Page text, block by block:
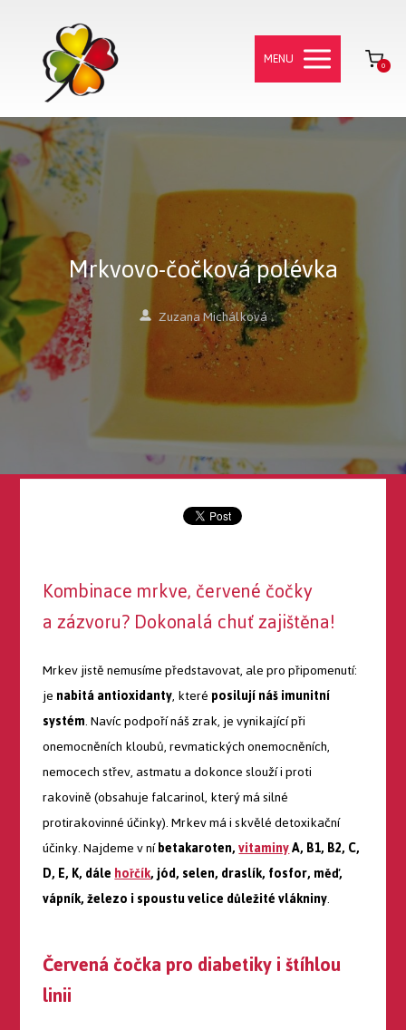
MENU 0
Mrkvovo-čočková polévka
Zuzana Michálková
Kombinace mrkve, červené čočky
a zázvoru? Dokonalá chuť zajištěna!
Mrkev jistě nemusíme představovat, ale pro připomenutí:
jenabitá antioxidanty, kteréposilují náš imunitní
systém. Navíc podpoří náš zrak, je vynikající při
onemocněních kloubů, revmatických onemocněních,
nemocech střev, astmatu a dokonce slouží i proti
rakovině (obsahuje falcarinol, který má silné
protirakovinné účinky). Mrkev má i skvělé detoxikační
účinky. Najdeme v níbetakaroten,vitaminyA, B1, B2, C,
D, E, K, dálehořčík, jód, selen, draslík, fosfor, měď,
vápník, železo i spoustu velice důležité vlákniny.
Červená čočka pro diabetiky i štíhlou
linii